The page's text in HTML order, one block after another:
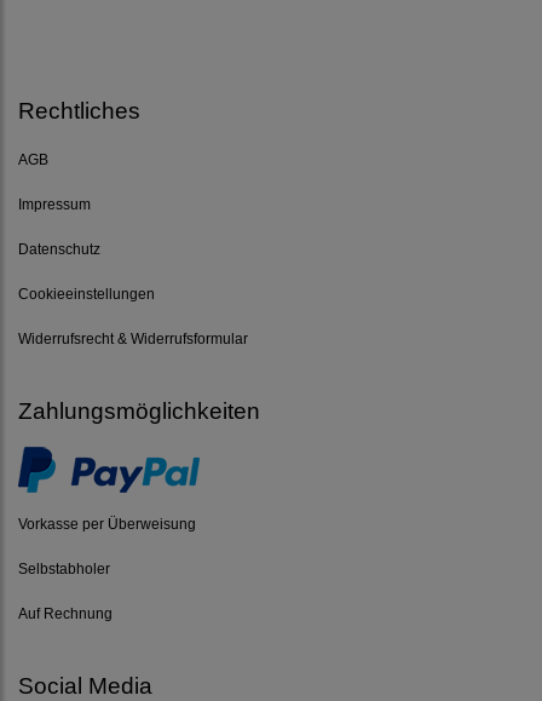
Rechtliches
AGB
Impressum
Datenschutz
Cookieeinstellungen
Widerrufsrecht & Widerrufsformular
Zahlungsmöglichkeiten
Vorkasse per Überweisung
Selbstabholer
Auf Rechnung
Social Media